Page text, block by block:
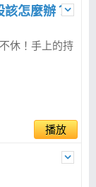
該怎麼辦？
休！手上的持
播放